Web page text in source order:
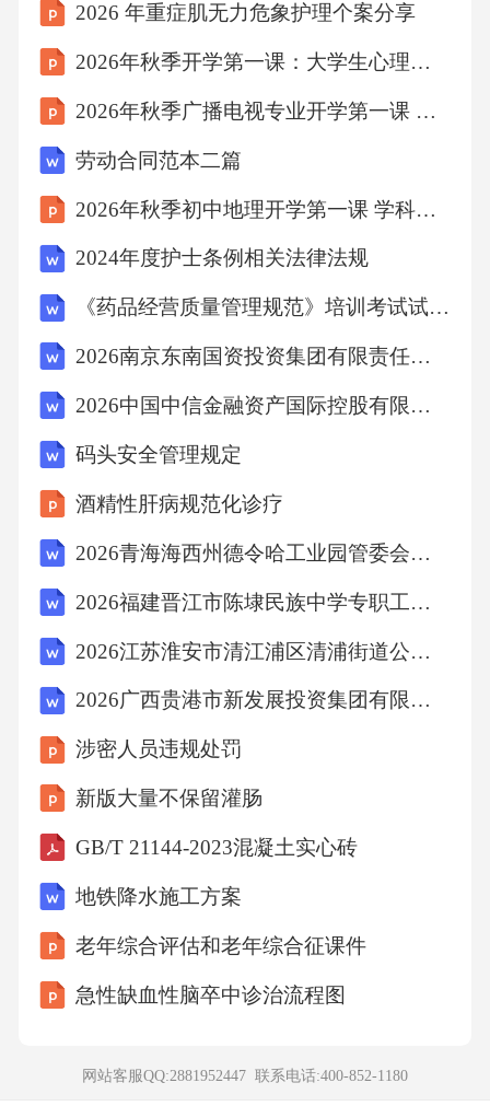
A、1900
B、1950
C、2000
D、2200
【答案】：C设李教授的售前劳务费是x元，则
的税前劳务费是2000元。故选C。
考点：判断推理判断推理7、朱熹指出的“专心
A、敬业精神
B、奉献精神
C、公仆意识
D、意志品质
心致志，以事其业也;乐群者，乐于取益，以辅
其仁也。”说的是敬业精神。故选A。
上购书，久久徘徊在五六本之间无法拿定主意
了每本书的优劣，细化到“如果我买了这本，好
2026 年重症肌无力危象护理个案分享
2026年秋季开学第一课：大学生心理健康
2026年秋季广播电视专业开学第一课 校友经验与职业启示课件
劳动合同范本二篇
2026年秋季初中地理开学第一课 学科之美发现教案
2024年度护士条例相关法律法规
《药品经营质量管理规范》培训考试试题(附答案)
2026南京东南国资投资集团有限责任公司招聘5人备考题库及一套完整答案详解
2026中国中信金融资产国际控股有限公司社会招聘备考题库附答案详解（b卷）
码头安全管理规定
酒精性肝病规范化诊疗
2026青海海西州德令哈工业园管委会招聘10人备考题库有答案详解
2026福建晋江市陈埭民族中学专职工作人员招聘1人备考题库附答案详解（黄金题型）
2026江苏淮安市清江浦区清浦街道公益性岗位招聘备考题库含答案详解
2026广西贵港市新发展投资集团有限公司招聘4人备考题库附答案详解（a卷）
涉密人员违规处罚
新版大量不保留灌肠
GB/T 21144-2023混凝土实心砖
地铁降水施工方案
老年综合评估和老年综合征课件
急性缺血性脑卒中诊治流程图
网站客服QQ:2881952447 联系电话:400-852-1180